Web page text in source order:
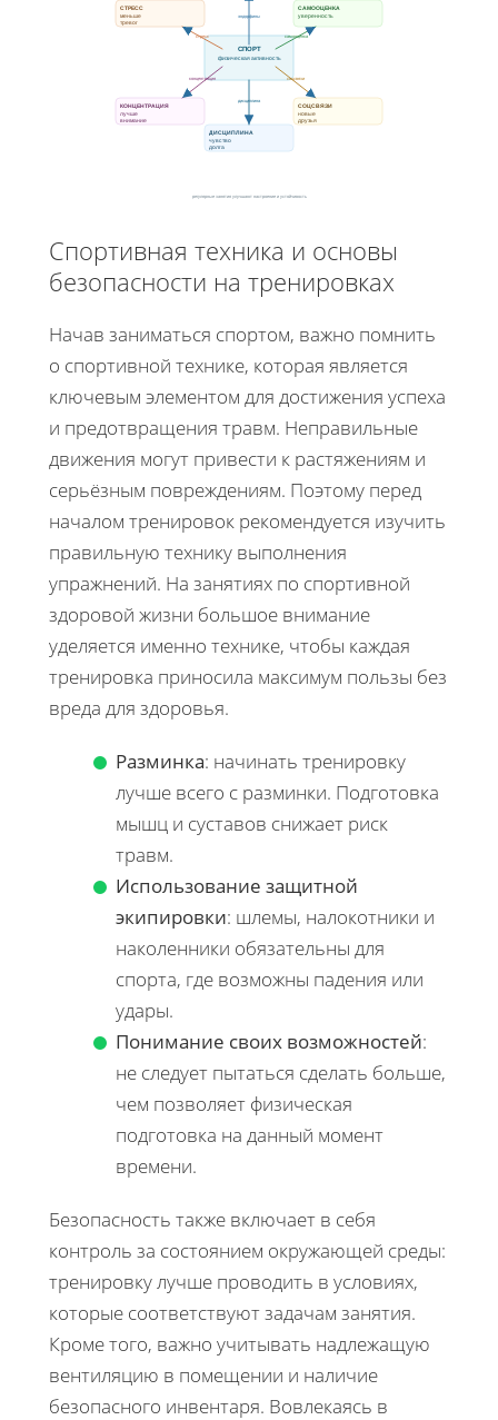
СТРЕСС
меньше
тревог
САМООЦЕНКА
уверенность
КОНЦЕНТРАЦИЯ
лучше
внимание
СОЦСВЯЗИ
новые
друзья
ДИСЦИПЛИНА
чувство
долга
СПОРТ
физическая активность
эндорфины
стресс самооценка
концентрация соцсвязи
дисциплина
регулярные занятия улучшают настроение и устойчивость
Спортивная техника и основы
безопасности на тренировках
Начав заниматься спортом, важно помнить
о спортивной технике, которая является
ключевым элементом для достижения успеха
и предотвращения травм. Неправильные
движения могут привести к растяжениям и
серьёзным повреждениям. Поэтому перед
началом тренировок рекомендуется изучить
правильную технику выполнения
упражнений. На занятиях по спортивной
здоровой жизни большое внимание
уделяется именно технике, чтобы каждая
тренировка приносила максимум пользы без
вреда для здоровья.
Разминка: начинать тренировку
лучше всего с разминки. Подготовка
мышц и суставов снижает риск
травм.
Использование защитной
экипировки: шлемы, налокотники и
наколенники обязательны для
спорта, где возможны падения или
удары.
Понимание своих возможностей:
не следует пытаться сделать больше,
чем позволяет физическая
подготовка на данный момент
времени.
Безопасность также включает в себя
контроль за состоянием окружающей среды:
тренировку лучше проводить в условиях,
которые соответствуют задачам занятия.
Кроме того, важно учитывать надлежащую
вентиляцию в помещении и наличие
безопасного инвентаря. Вовлекаясь в